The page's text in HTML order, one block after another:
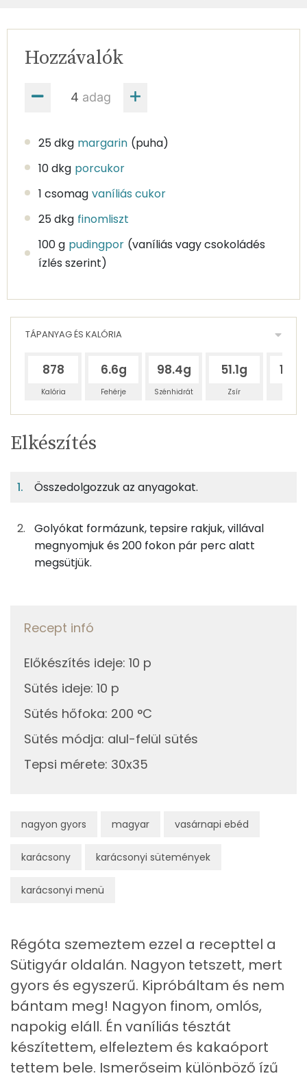
adag
Hozzávalók
25 dkg margarin (puha)
10 dkg porcukor
1 csomag vaníliás cukor
25 dkg finomliszt
100 g pudingpor (vaníliás vagy csokoládés
ízlés szerint)
nagyon gyors magyar vasárnapi ebéd
karácsony karácsonyi sütemények
karácsonyi menü
TÁPANYAG ÉS KALÓRIA
878
Kalória
6.6g
Fehérje
98.4g
Szénhidrát
51.1g
Zsír
Egy
adagban
4%
56%
63gmargarin
448 kcal
pudingpor
Összesen
TÁPANYAGTARTALOM
Egy
4
4%
Fehérje
56%
Szénhidrát
29%
Zsír
11%
Víz
Szelén
Magnézium
Kálcium
Nátrium
TOP vitaminok
Fehérje
Összesen 6.6 g
Zsír
Összesen
51.1 g
Elkészítés
Összedolgozzuk az anyagokat.
Golyókat formázunk, tepsire rakjuk, villával
megnyomjuk és 200 fokon pár perc alatt
megsütjük.
Recept infó
Előkészítés ideje: 10 p
Sütés ideje: 10 p
Sütés hőfoka: 200 °C
Sütés módja: alul-felül sütés
Tepsi mérete: 30x35
Régóta szemeztem ezzel a recepttel a
Sütigyár oldalán. Nagyon tetszett, mert
gyors és egyszerű. Kipróbáltam és nem
bántam meg! Nagyon finom, omlós,
napokig eláll. Én vaníliás tésztát
készítettem, elfeleztem és kakaóport
tettem bele. Ismerőseim különböző ízű